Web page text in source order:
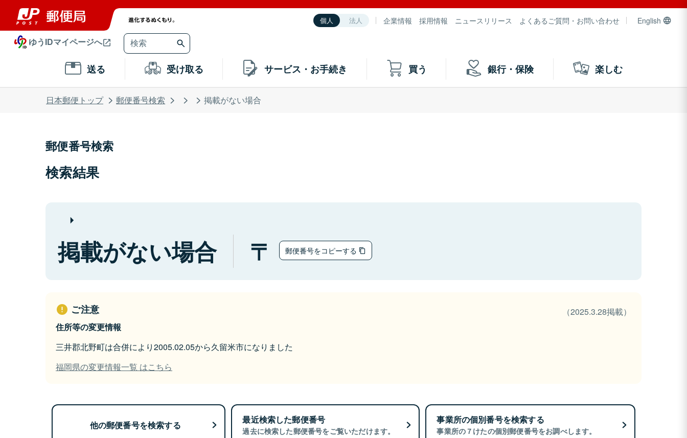
個人 法人 企業情報 採用情報 ニュースリリース よくあるご質問・お問い合わせ English
ゆうIDマイページへ
送る 受け取る サービス・お手続き 買う 銀行・保険 楽しむ
日本郵便トップ 郵便番号検索 掲載がない場合
郵便番号検索
検索結果
掲載がない場合 郵便番号をコピーする
ご注意
（2025.3.28掲載）
住所等の変更情報
三井郡北野町は合併により2005.02.05から久留米市になりました
福岡県の変更情報一覧 はこちら
他の郵便番号を検索する 最近検索した郵便番号
過去に検索した郵便番号をご覧いただけます。
事業所の個別番号を検索する
事業所の７けたの個別郵便番号をお調べします。